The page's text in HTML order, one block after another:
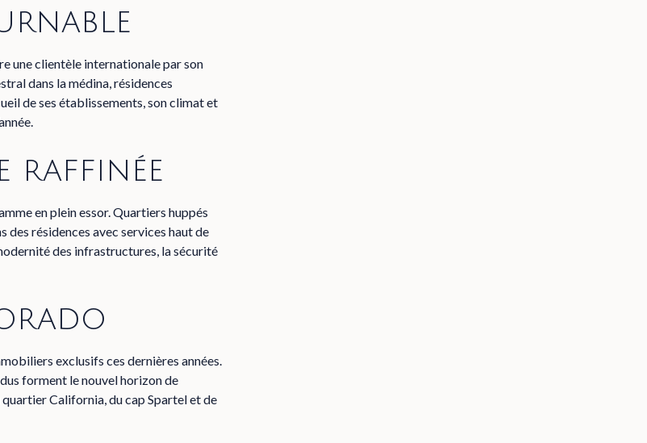
une clientèle internationale par son
dans la médina, résidences
de ses établissements, son climat et
raffinée
en plein essor. Quartiers huppés
des résidences avec services haut de
des infrastructures, la sécurité
exclusifs ces dernières années.
forment le nouvel horizon de
California, du cap Spartel et de